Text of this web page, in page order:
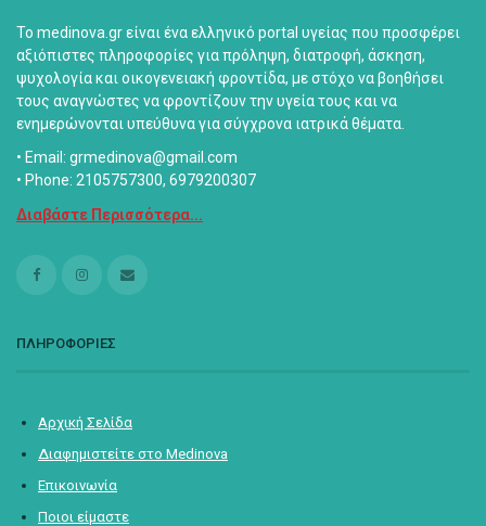
Το medinova.gr είναι ένα ελληνικό portal υγείας που προσφέρει
αξιόπιστες πληροφορίες για πρόληψη, διατροφή, άσκηση,
ψυχολογία και οικογενειακή φροντίδα, με στόχο να βοηθήσει
τους αναγνώστες να φροντίζουν την υγεία τους και να
ενημερώνονται υπεύθυνα για σύγχρονα ιατρικά θέματα.
• Email: grmedinova@gmail.com
• Phone: 2105757300, 6979200307
Διαβάστε Περισσότερα...
ΠΛΗΡΟΦΟΡΙΕΣ
Αρχική Σελίδα
Διαφημιστείτε στο Medinova
Επικοινωνία
Ποιοι είμαστε